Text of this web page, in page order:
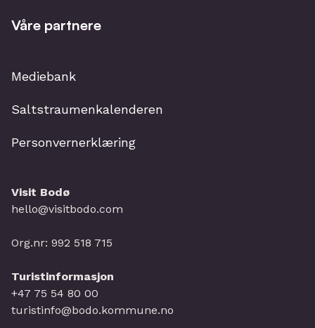
Våre partnere
Mediebank
Saltstraumenkalenderen
Personvernerklæring
Visit Bodø
hello@visitbodo.com
Org.nr: 992 518 715
Turistinformasjon
+47 75 54 80 00
turistinfo@bodo.kommune.no